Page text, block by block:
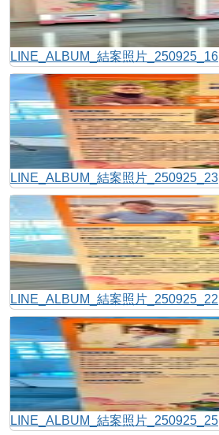
LINE_ALBUM_結案照片_250925_16
LINE_ALBUM_結案照片_250925_23
LINE_ALBUM_結案照片_250925_22
LINE_ALBUM_結案照片_250925_25